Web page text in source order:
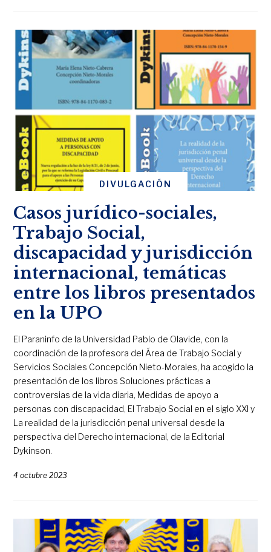
DIVULGACIÓN
Casos jurídico-sociales,
Trabajo Social,
discapacidad y jurisdicción
internacional, temáticas
entre los libros presentados
en la UPO
El Paraninfo de la Universidad Pablo de Olavide, con la
coordinación de la profesora del Área de Trabajo Social y
Servicios Sociales Concepción Nieto-Morales, ha acogido la
presentación de los libros Soluciones prácticas a
controversias de la vida diaria, Medidas de apoyo a
personas con discapacidad, El Trabajo Social en el siglo XXI y
La realidad de la jurisdicción penal universal desde la
perspectiva del Derecho internacional, de la Editorial
Dykinson.
4 octubre 2023